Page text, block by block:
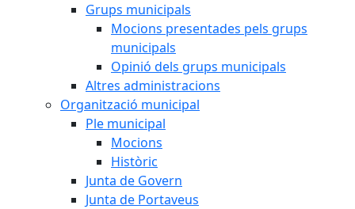
Grups municipals
Mocions presentades pels grups
municipals
Opinió dels grups municipals
Altres administracions
Organització municipal
Ple municipal
Mocions
Històric
Junta de Govern
Junta de Portaveus